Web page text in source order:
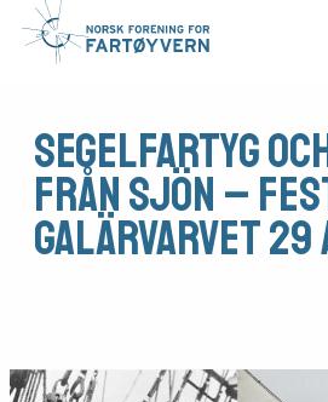
Segelfartyg
från sjön –
Galärvarvet 29